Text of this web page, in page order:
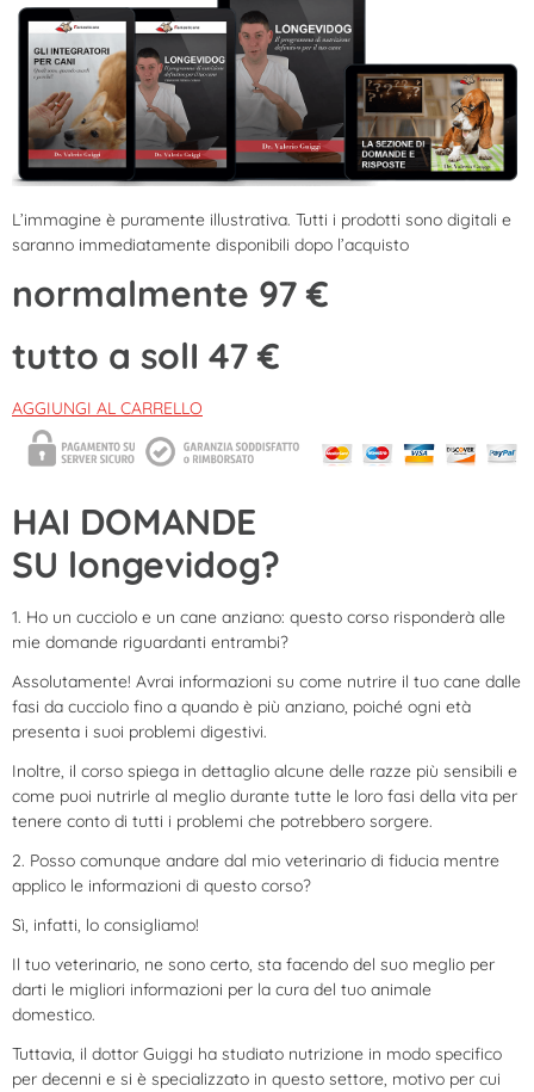
L’immagine è puramente illustrativa. Tutti i prodotti sono digitali e
saranno immediatamente disponibili dopo l’acquisto
normalmente 97 €
tutto a solI 47 €
AGGIUNGI AL CARRELLO
HAI DOMANDE
SU longevidog?
1. Ho un cucciolo e un cane anziano: questo corso risponderà alle
mie domande riguardanti entrambi?
Assolutamente! Avrai informazioni su come nutrire il tuo cane dalle
fasi da cucciolo fino a quando è più anziano, poiché ogni età
presenta i suoi problemi digestivi.
Inoltre, il corso spiega in dettaglio alcune delle razze più sensibili e
come puoi nutrirle al meglio durante tutte le loro fasi della vita per
tenere conto di tutti i problemi che potrebbero sorgere.
2. Posso comunque andare dal mio veterinario di fiducia mentre
applico le informazioni di questo corso?
Sì, infatti, lo consigliamo!
Il tuo veterinario, ne sono certo, sta facendo del suo meglio per
darti le migliori informazioni per la cura del tuo animale
domestico.
Tuttavia, il dottor Guiggi ha studiato nutrizione in modo specifico
per decenni e si è specializzato in questo settore, motivo per cui